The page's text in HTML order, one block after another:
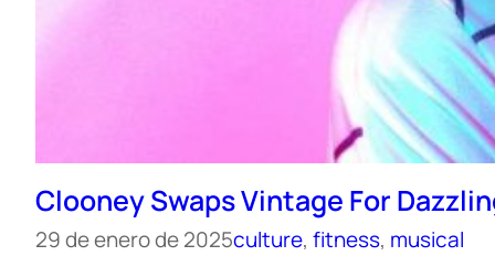
Clooney Swaps Vintage For
29 de enero de 2025culture, fitness, musical